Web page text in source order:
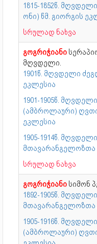
1815-1852წ.
ონი) წმ. გი­ორ­გის
სრულად ნახვა
გოგრიჭიანი
მღვდელი.
1901წ. მღვდელი
ეკლესია
1901-1905წ.
(ამბროლაური)
ეკლესია
1905-1914წ.
მთავარანგელოზთა
სრულად ნახვა
გოგრიჭიანი სიმონ
1892-1905წ.
მთავარანგელოზთა
1905-1916წ.
(ამბროლაური)